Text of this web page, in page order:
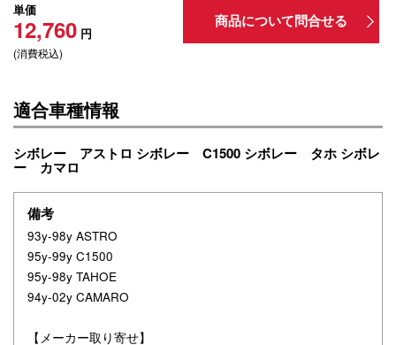
単価
12,760 円
(消費税込)
商品について問合せる
適合車種情報
シボレー アストロ シボレー C1500 シボレー タホ シボレ
ー カマロ
備考
93y-98y ASTRO
95y-99y C1500
95y-98y TAHOE
94y-02y CAMARO
【メーカー取り寄せ】